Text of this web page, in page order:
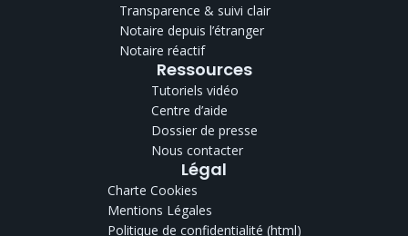
Transparence & suivi clair
Notaire depuis l’étranger
Notaire réactif
Ressources
Tutoriels vidéo
Centre d’aide
Dossier de presse
Nous contacter
Légal
Charte Cookies
Mentions Légales
Politique de confidentialité (html)